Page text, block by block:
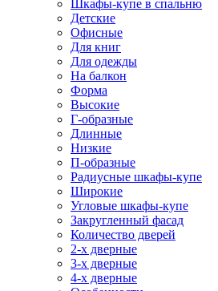
Шкафы-купе в спальню
Детские
Офисные
Для книг
Для одежды
На балкон
Форма
Высокие
Г-образные
Длинные
Низкие
П-образные
Радиусные шкафы-купе
Широкие
Угловые шкафы-купе
Закругленный фасад
Количество дверей
2-х дверные
3-х дверные
4-х дверные